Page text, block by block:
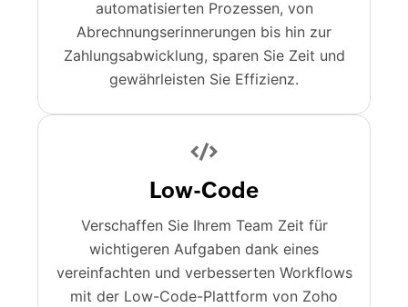
automatisierten Prozessen, von
Abrechnungserinnerungen bis hin zur
Zahlungsabwicklung, sparen Sie Zeit und
gewährleisten Sie Effizienz.
Low-Code
Verschaffen Sie Ihrem Team Zeit für
wichtigeren Aufgaben dank eines
vereinfachten und verbesserten Workflows
mit der Low-Code-Plattform von Zoho